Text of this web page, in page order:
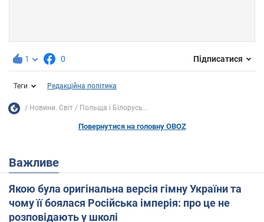
1 0 Підписатися
Теги Редакційна політика
Новини. Світ Польща і Білорусь...
Повернутися на головну OBOZ
Важливе
Якою була оригінальна версія гімну України та
чому її боялася Російська імперія: про це не
розповідають у школі